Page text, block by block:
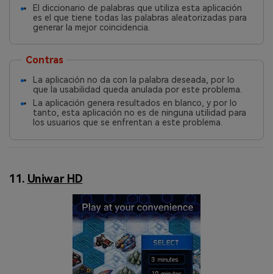
El diccionario de palabras que utiliza esta aplicación
es el que tiene todas las palabras aleatorizadas para
generar la mejor coincidencia.
Contras
La aplicación no da con la palabra deseada, por lo
que la usabilidad queda anulada por este problema.
La aplicación genera resultados en blanco, y por lo
tanto, esta aplicación no es de ninguna utilidad para
los usuarios que se enfrentan a este problema.
11. Uniwar HD